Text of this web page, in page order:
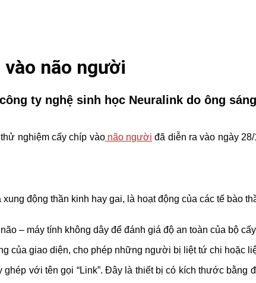
não người
ty nghệ sinh học Neuralink do ông
nghiệm cấy chíp vàonão người đã diễn ra vào ngày
động thần kinh hay gai, là hoạt động của các tế bào
– máy tính không dây để đánh giá độ an toàn của bộ
của giao diện, cho phép những người bị liệt tứ chi hoặc
với tên gọi “Link”. Đây là thiết bị có kích thước